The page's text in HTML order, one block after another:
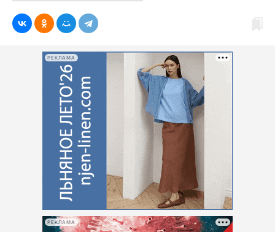
РЕКЛАМА
РЕКЛАМА